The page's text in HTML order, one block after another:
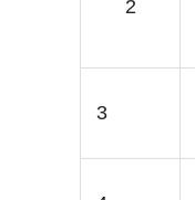
2
3